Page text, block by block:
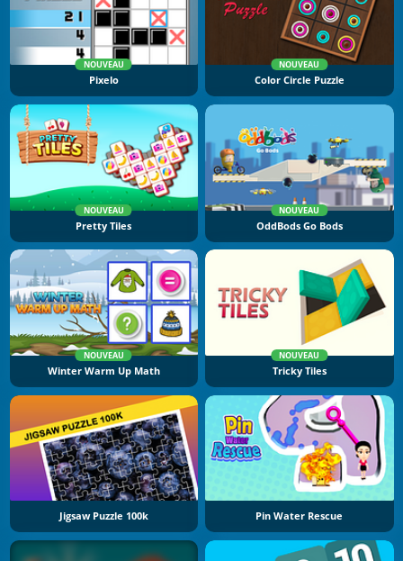
NOUVEAU
Pixelo
NOUVEAU
Color Circle Puzzle
NOUVEAU
Pretty Tiles
NOUVEAU
OddBods Go Bods
NOUVEAU
Winter Warm Up Math
NOUVEAU
Tricky Tiles
Jigsaw Puzzle 100k Pin Water Rescue